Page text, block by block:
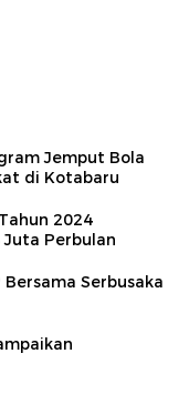
Jemput Bola
di Kotabaru
2024
Juta Perbulan
Serbusaka